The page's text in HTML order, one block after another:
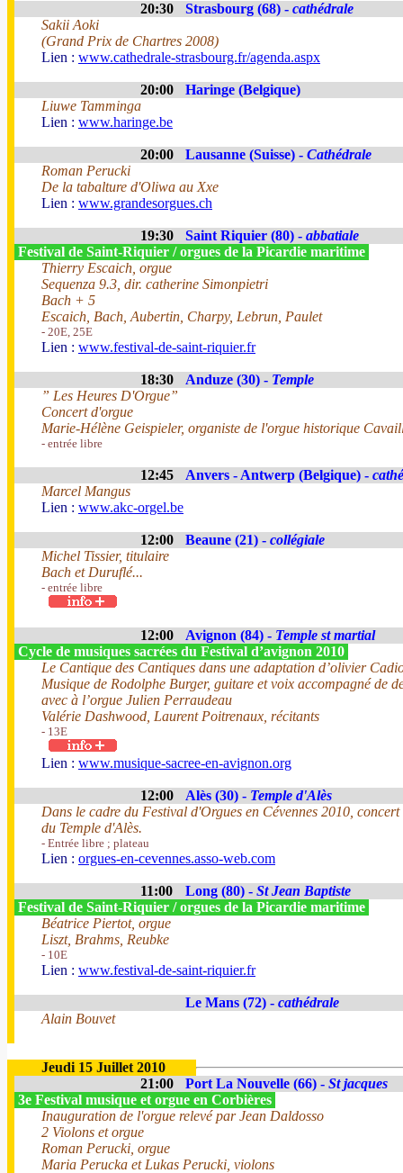
20:30 Strasbourg (68) - cathédrale
Sakii Aoki
(Grand Prix de Chartres 2008)
Lien : www.cathedrale-strasbourg.fr/agenda.aspx
20:00
Haringe (Belgique)
Liuwe Tamminga
Lien : www.haringe.be
20:00 Lausanne (Suisse) - Cathédrale
Roman Perucki
De la tabalture d'Oliwa au Xxe
Lien : www.grandesorgues.ch
19:30 Saint Riquier (80) - abbatiale
Festival de Saint-Riquier / orgues de la Picardie maritime
Thierry Escaich, orgue
Sequenza 9.3, dir. catherine Simonpietri
Bach + 5
Escaich, Bach, Aubertin, Charpy, Lebrun, Paulet
- 20E, 25E
Lien : www.festival-de-saint-riquier.fr
18:30 Anduze (30) - Temple
” Les Heures D'Orgue”
Concert d'orgue
Marie-Hélène Geispieler, organiste de l'orgue historique
- entrée libre
12:45 Anvers - Antwerp (Belgique) -
Marcel Mangus
Lien : www.akc-orgel.be
12:00 Beaune (21) - collégiale
Michel Tissier, titulaire
Bach et Duruflé...
- entrée libre
12:00 Avignon (84) - Temple st martial
Cycle de musiques sacrées du Festival d’avignon 2010
Le Cantique des Cantiques dans une adaptation d’olivier
Musique de Rodolphe Burger, guitare et voix accompagné de
avec à l’orgue Julien Perraudeau
Valérie Dashwood, Laurent Poitrenaux, récitants
- 13E
Lien : www.musique-sacree-en-avignon.org
12:00 Alès (30) - Temple d'Alès
Dans le cadre du Festival d'Orgues en Cévennes 2010,
du Temple d'Alès.
- Entrée libre ; plateau
Lien : orgues-en-cevennes.asso-web.com
11:00 Long (80) - St Jean Baptiste
Festival de Saint-Riquier / orgues de la Picardie maritime
Béatrice Piertot, orgue
Liszt, Brahms, Reubke
- 10E
Lien : www.festival-de-saint-riquier.fr
Le Mans (72) - cathédrale
Alain Bouvet
Jeudi 15 Juillet 2010
21:00
Port La Nouvelle (66) - St jacques
3e Festival musique et orgue en Corbières
Inauguration de l'orgue relevé par Jean Daldosso
2 Violons et orgue
Roman Perucki, orgue
Maria Perucka et Lukas Perucki, violons